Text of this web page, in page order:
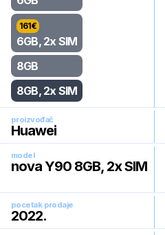
161€
6GB, 2x SIM
8GB
8GB, 2x SIM
proizvođač
Huawei
model
nova Y90 8GB, 2x SIM
pocetak prodaje
2022.